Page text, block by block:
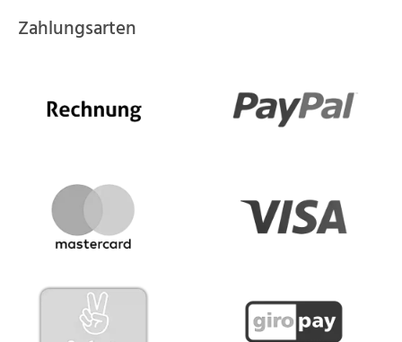
Zahlungsarten